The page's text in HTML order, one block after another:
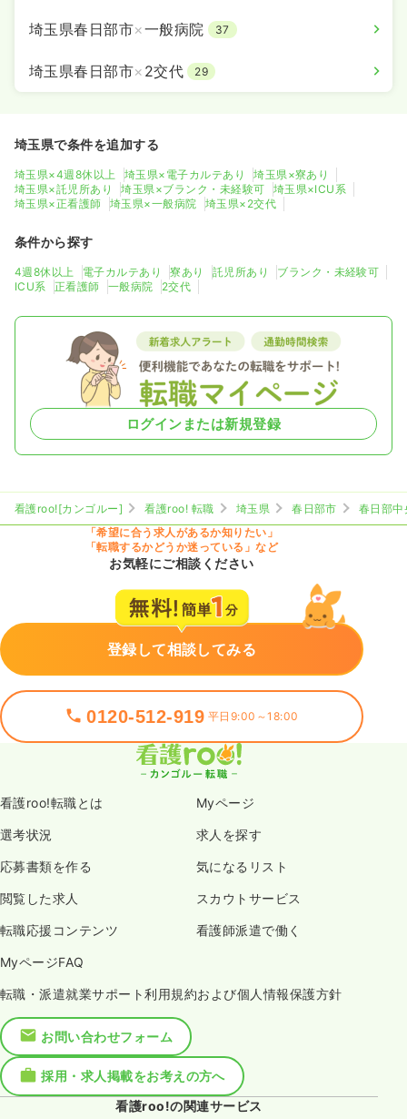
埼玉県春日部市×一般病院 37
埼玉県春日部市× 2交代 29
埼玉県で条件を追加する
埼玉県×4週8休以上 埼玉県×電子カルテあり
埼玉県×寮あり
埼玉県×託児所あり
埼玉県×ブランク・未経験可
埼玉県×ICU系
埼玉県×正看護師
埼玉県×一般病院 埼玉県×2交代
条件から探す
4週8休以上 電子カルテあり 寮あり 託児所あり
ブランク・未経験可
ICU系
正看護師 一般病院 2交代
ログインまたは新規登録
看護roo![カンゴルー] 看護roo! 転職 埼玉県 春日部市
春日部
「希望に合う求人があるか知りたい」
「転職するかどうか迷っている」など
お気軽にご相談ください
登録して相談してみる
0120-512-919 平日9:00～18:00
看護roo!転職とは Myページ
選考状況 求人を探す
応募書類を作る 気になるリスト
閲覧した求人 スカウトサービス
転職応援コンテンツ 看護師派遣で働く
MyページFAQ
転職・派遣就業サポート利用規約および個人情報保護方針
お問い合わせフォーム
採用・求人掲載をお考えの方へ
看護roo!の関連サービス